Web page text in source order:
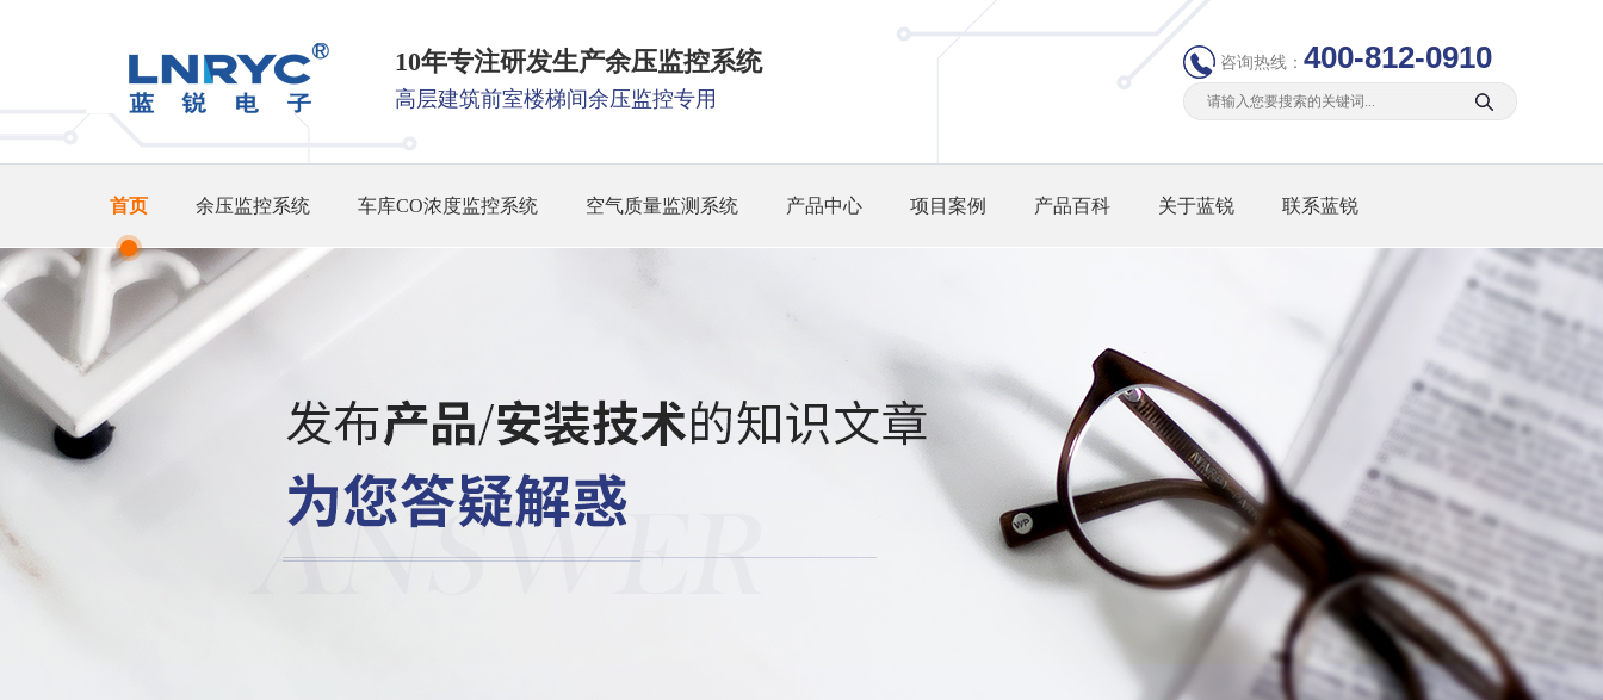
10年专注研发生产余压监控系统
高层建筑前室楼梯间余压监控专用
咨询热线： 400-812-0910
首页 余压监控系统 车库CO浓度监控系统 空气质量监测系统 产品中心 项目案例 产品百科 关于蓝锐 联系蓝锐